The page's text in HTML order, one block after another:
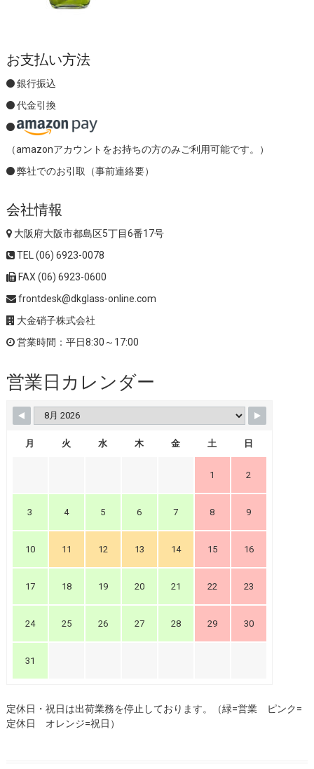
お支払い方法
銀行振込
代金引換
（amazonアカウントをお持ちの方のみご利用可能です。）
弊社でのお引取（事前連絡要）
会社情報
大阪府大阪市都島区5丁目6番17号
TEL (06) 6923-0078
FAX (06) 6923-0600
frontdesk@dkglass-online.com
大金硝子株式会社
営業時間：平日8:30～17:00
営業日カレンダー
月 火 水 木 金 土 日
1 2
3 4 5 6 7 8 9
10 11 12 13 14 15 16
17 18 19 20 21 22 23
24 25 26 27 28 29 30
31
定休日・祝日は出荷業務を停止しております。（緑=営業 ピンク=
定休日 オレンジ=祝日）